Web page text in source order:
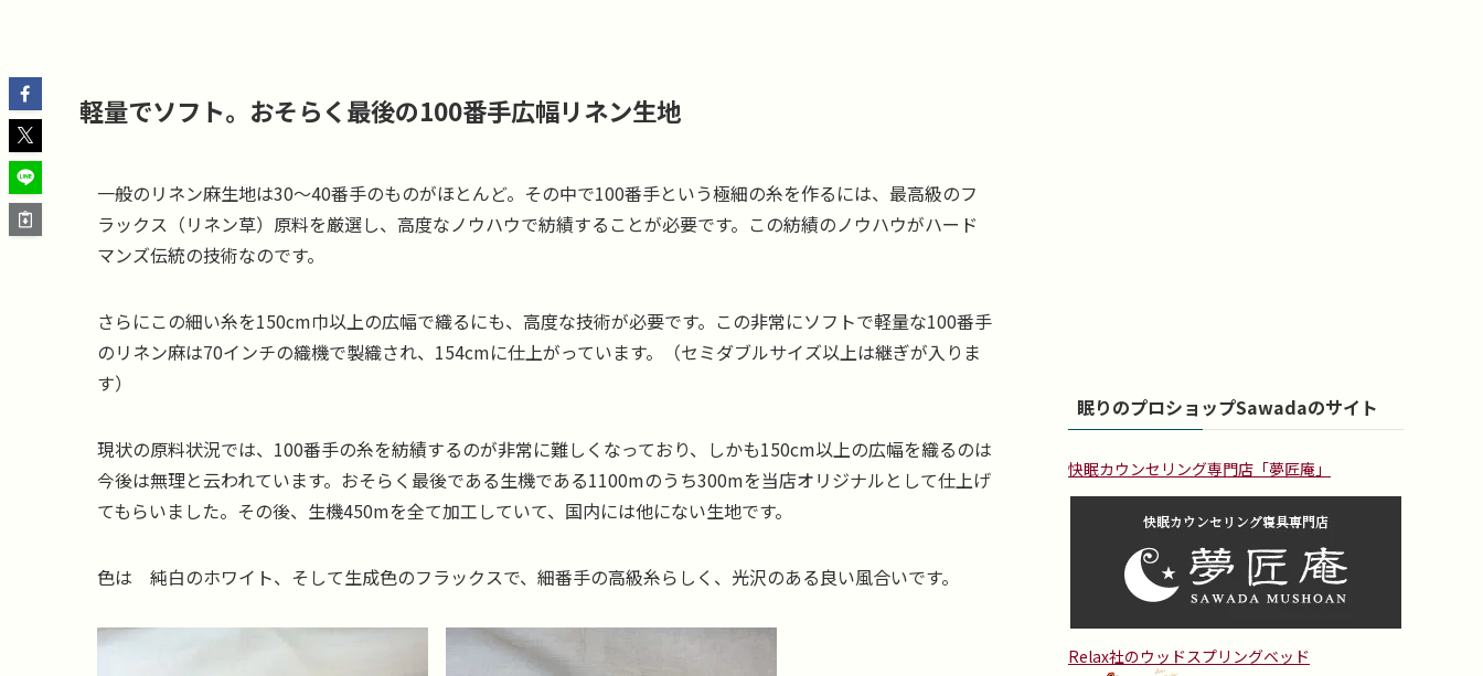
軽量でソフト。おそらく最後の100番手広幅リネン生地
一般のリネン麻生地は30～40番手のものがほとんど。その中で100番手という極細の糸を作るには、最高級のフ
ラックス（リネン草）原料を厳選し、高度なノウハウで紡績することが必要です。この紡績のノウハウがハード
マンズ伝統の技術なのです。
さらにこの細い糸を150cm巾以上の広幅で織るにも、高度な技術が必要です。この非常にソフトで軽量な100番手
のリネン麻は70インチの織機で製織され、154cmに仕上がっています。（セミダブルサイズ以上は継ぎが入りま
す）
現状の原料状況では、100番手の糸を紡績するのが非常に難しくなっており、しかも150cm以上の広幅を織るのは
今後は無理と云われています。おそらく最後である生機である1100mのうち300mを当店オリジナルとして仕上げ
てもらいました。その後、生機450mを全て加工していて、国内には他にない生地です。
色は 純白のホワイト、そして生成色のフラックスで、細番手の高級糸らしく、光沢のある良い風合いです。
眠りのプロショップSawadaのサイト
快眠カウンセリング専門店「夢匠庵」
Relax社のウッドスプリングベッド